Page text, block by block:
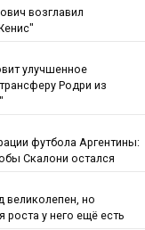
возглавил
улучшенное
Родри из
футбола Аргентины:
Скалони остался
великолепен, но
роста у него ещё есть